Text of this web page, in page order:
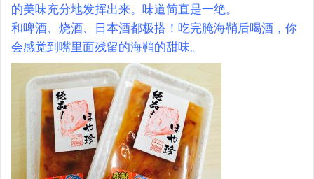
的美味充分地发挥出来。味道简直是一绝。
和啤酒、烧酒、日本酒都极搭！吃完腌海鞘后喝酒，你
会感觉到嘴里面残留的海鞘的甜味。